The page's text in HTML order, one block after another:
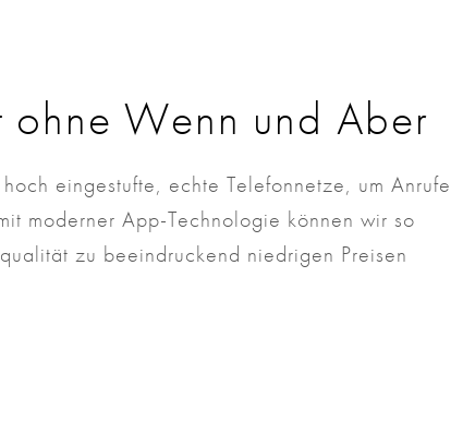
Wenn und Aber
eingestufte, echte Telefonnetze, um Anrufe
moderner App-Technologie können wir so
zu beeindruckend niedrigen Preisen